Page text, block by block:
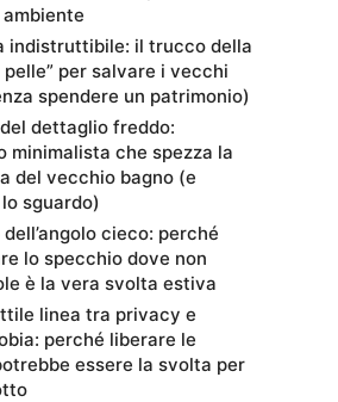
indistruttibile: il trucco della
pelle” per salvare i vecchi
spendere un patrimonio)
dettaglio freddo:
minimalista che spezza la
del vecchio bagno (e
sguardo)
cieco: perché
lo specchio dove non
è la vera svolta estiva
linea tra privacy e
perché liberare le
essere la svolta per